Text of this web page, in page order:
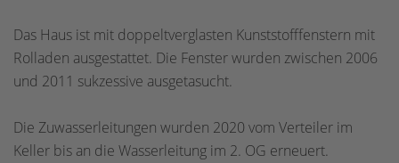
Das Haus ist mit doppeltverglasten Kunststofffenstern mit
Rolladen ausgestattet. Die Fenster wurden zwischen 2006
und 2011 sukzessive ausgetasucht.
Die Zuwasserleitungen wurden 2020 vom Verteiler im
Keller bis an die Wasserleitung im 2. OG erneuert.